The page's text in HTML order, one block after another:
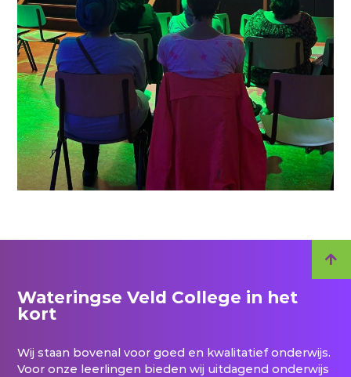
Wateringse Veld College in het
kort
Wij staan bovenal voor goed en kwalitatief onderwijs.
Voor onze leerlingen bieden wij uitdagend onderwijs